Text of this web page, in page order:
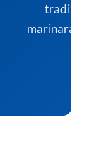
marinara